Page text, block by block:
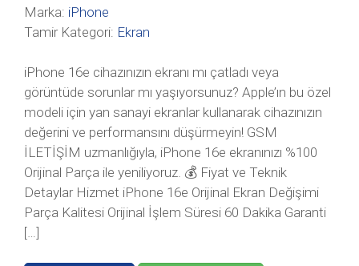
Marka: iPhone
Tamir Kategori: Ekran
iPhone 16e cihazınızın ekranı mı çatladı veya
görüntüde sorunlar mı yaşıyorsunuz? Apple’ın bu özel
modeli için yan sanayi ekranlar kullanarak cihazınızın
değerini ve performansını düşürmeyin! GSM
İLETİŞİM uzmanlığıyla, iPhone 16e ekranınızı %100
Orijinal Parça ile yeniliyoruz. 💰 Fiyat ve Teknik
Detaylar Hizmet iPhone 16e Orijinal Ekran Değişimi
Parça Kalitesi Orijinal İşlem Süresi 60 Dakika Garanti
[…]